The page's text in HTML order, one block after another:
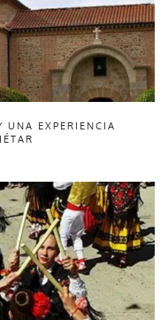
UNA EXPERIENCIA